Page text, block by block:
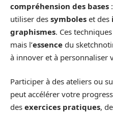
compréhension des bases
utiliser des symboles et des
graphismes. Ces
mais l’essence du
à innover et à personnaliser
Participer à des ateliers ou
peut accélérer votre
des exercices pratiques,